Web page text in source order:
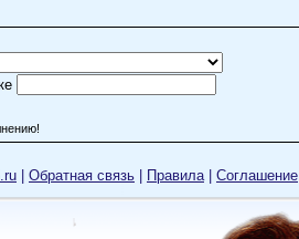
Обратная связь Правила| Cоглашение